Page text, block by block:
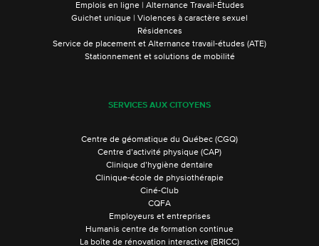
Emplois en ligne | Alternance Travail-Études
Guichet unique | Violences à caractère sexuel
Résidences
Service de placement et Alternance travail-études (ATE)
Stationnement et solutions de mobilité
SERVICES AUX CITOYENS
Centre de géomatique du Québec (CGQ)
Centre d’activité physique (CAP)
Clinique d’hygiène dentaire
Clinique-école de physiothérapie
Ciné-Club
CQFA
Employeurs et entreprises
Humanis centre de formation continue
La boîte de rénovation interactive (BRICC)